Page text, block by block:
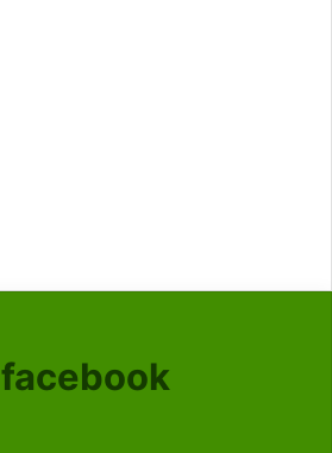
facebook